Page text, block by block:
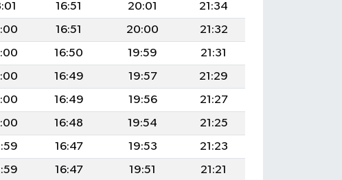
16:51 20:01
21:34
16:51 20:00
21:32
16:50 19:59
21:31
16:49 19:57
21:29
16:49 19:56
21:27
16:48 19:54
21:25
16:47 19:53
21:23
16:47 19:51
21:21